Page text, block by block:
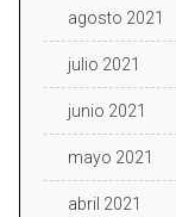
agosto 2021
julio 2021
junio 2021
mayo 2021
abril 2021